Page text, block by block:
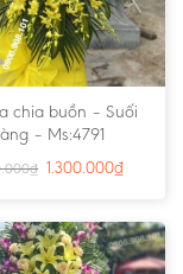
chia buồn – Suối
– Ms:4791
₫ 1.300.000₫